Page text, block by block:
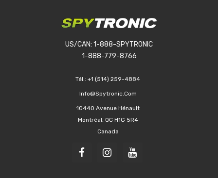
US/CAN: 1-888-SPYTRONIC
1-888-779-8766
Tél.: +1 (514) 259-4884
Info@spytronic.com
10440 Avenue Hénault
Montréal, QC H1G 5R4
Canada